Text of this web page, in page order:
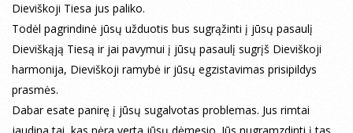
Dieviškoji Tiesa jus paliko.
Todėl pagrindinė jūsų užduotis bus sugrąžinti į jūsų pasaulį
Dieviškąją Tiesą ir jai pavymui į jūsų pasaulį sugrįš Dieviškoji
harmonija, Dieviškoji ramybė ir jūsų egzistavimas prisipildys
prasmės.
Dabar esate panirę į jūsų sugalvotas problemas. Jus rimtai